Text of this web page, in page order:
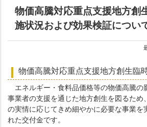
物価高騰対応重点支援地方創
施状況および効果検証につい
物価高騰対応重点支援地方創生臨
エネルギー・食料品価格等の物価高騰の
事業者の支援を通じた地方創生を図るため
の実情に応じてきめ細やかに必要な事業を
れた交付金です。